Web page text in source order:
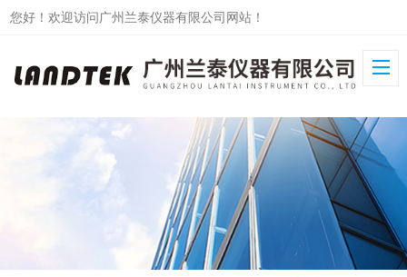
您好！欢迎访问广州兰泰仪器有限公司网站！